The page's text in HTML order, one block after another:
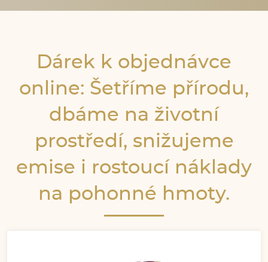
Dárek k objednávce
online: Šetříme přírodu,
dbáme na životní
prostředí, snižujeme
emise i rostoucí náklady
na pohonné hmoty.